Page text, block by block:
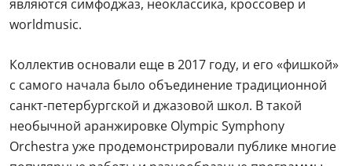
являются симфоджаз, неоклассика, кроссовер и
worldmusic.
Коллектив основали еще в 2017 году, и его «фишкой»
с самого начала было объединение традиционной
санкт-петербургской и джазовой школ. В такой
необычной аранжировке Olympic Symphony
Orchestra уже продемонстрировали публике многие